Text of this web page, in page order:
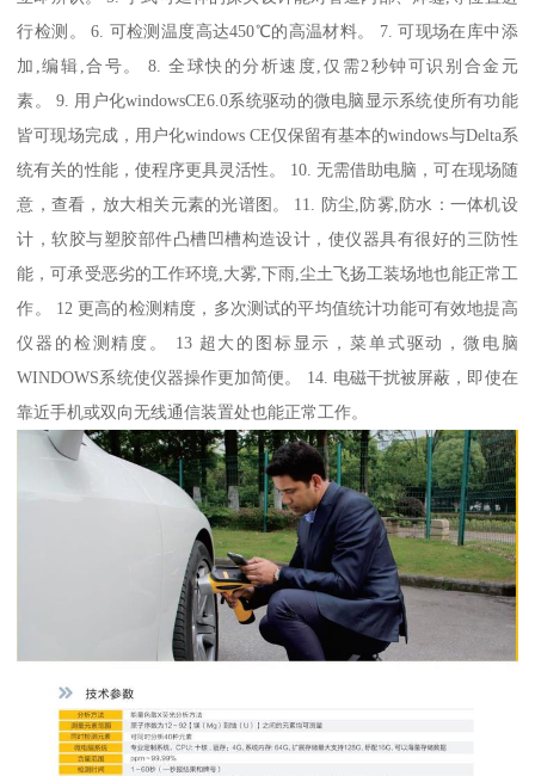
行检测。 6. 可检测温度高达450℃的高温材料。 7. 可现场在库中添
加,编辑,合号。 8. 全球快的分析速度,仅需2秒钟可识别合金元
素。 9. 用户化windowsCE6.0系统驱动的微电脑显示系统使所有功能
皆可现场完成，用户化windows CE仅保留有基本的windows与Delta系
统有关的性能，使程序更具灵活性。 10. 无需借助电脑，可在现场随
意，查看，放大相关元素的光谱图。 11. 防尘,防雾,防水：一体机设
计，软胶与塑胶部件凸槽凹槽构造设计，使仪器具有很好的三防性
能，可承受恶劣的工作环境,大雾,下雨,尘土飞扬工装场地也能正常工
作。 12 更高的检测精度，多次测试的平均值统计功能可有效地提高
仪器的检测精度。 13 超大的图标显示，菜单式驱动，微电脑
WINDOWS系统使仪器操作更加简便。 14. 电磁干扰被屏蔽，即使在
靠近手机或双向无线通信装置处也能正常工作。